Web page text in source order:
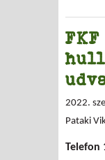
2022.
Pataki
Telefon